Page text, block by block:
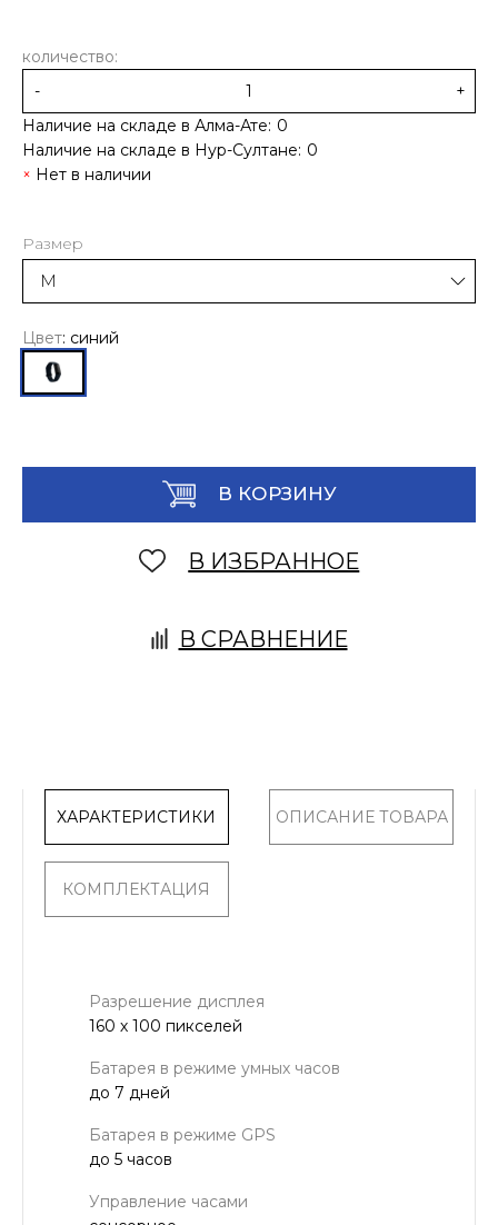
просчитывается на основании частоты его сокращения,
активности и возраста человека.
Из нововведений трекера стоит также отметить
плотную интеграцию со стриминговым сервисом
Spotify, благодаря чему пользователи смогут управлять
По заявлению производителя, гаджет может
проработать от одного заряда до семи дней без
количество:
-
+
Наличие на складе в Алма-Ате: 0
Наличие на складе в Нур-Султане: 0
Нет в наличии
Размер
Цвет: синий
В КОРЗИНУ
В ИЗБРАННОЕ
В СРАВНЕНИЕ
ХАРАКТЕРИСТИКИ ОПИСАНИЕ ТОВАРА
КОМПЛЕКТАЦИЯ
Разрешение дисплея
160 х 100 пикселей
Батарея в режиме умных часов
до 7 дней
Батарея в режиме GPS
до 5 часов
Управление часами